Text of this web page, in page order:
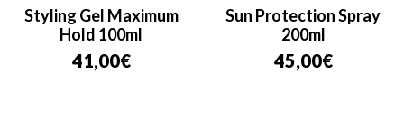
Styling Gel Maximum
Hold 100ml
41,00€
Sun Protection Spray
200ml
45,00€